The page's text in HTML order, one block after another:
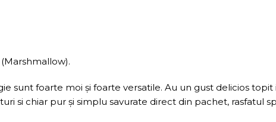
sunt foarte moi și foarte versatile. Au un gust delicios
si chiar pur și simplu savurate direct din pachet, rasfatul